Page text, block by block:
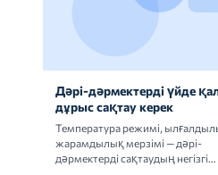
Дәрі-дәрмектерді үйде
дұрыс сақтау керек
Температура режимі,
жарамдылық мерзімі — дәрі-
дәрмектерді сақтаудың негізгі